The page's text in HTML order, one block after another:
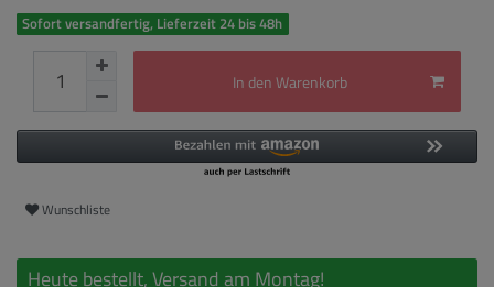
Sofort versandfertig, Lieferzeit 24 bis 48h
In den Warenkorb
Wunschliste
Heute bestellt, Versand am Montag!